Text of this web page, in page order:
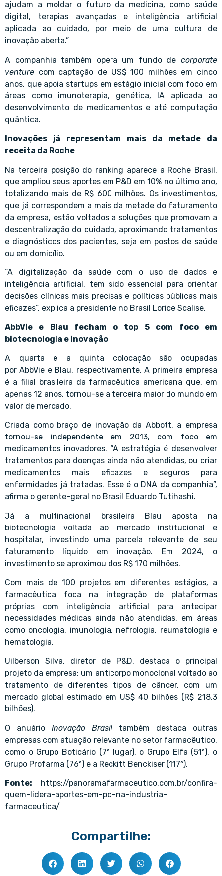
ajudam a moldar o futuro da medicina, como saúde
digital, terapias avançadas e inteligência artificial
aplicada ao cuidado, por meio de uma cultura de
inovação aberta.”
A companhia também opera um fundo de corporate
venture com captação de US$ 100 milhões em cinco
anos, que apoia startups em estágio inicial com foco em
áreas como imunoterapia, genética, IA aplicada ao
desenvolvimento de medicamentos e até computação
quântica.
Inovações já representam mais da metade da
receita da Roche
Na terceira posição do ranking aparece a Roche Brasil,
que ampliou seus aportes em P&D em 10% no último ano,
totalizando mais de R$ 600 milhões. Os investimentos,
que já correspondem a mais da metade do faturamento
da empresa, estão voltados a soluções que promovam a
descentralização do cuidado, aproximando tratamentos
e diagnósticos dos pacientes, seja em postos de saúde
ou em domicílio.
“A digitalização da saúde com o uso de dados e
inteligência artificial, tem sido essencial para orientar
decisões clínicas mais precisas e políticas públicas mais
eficazes”, explica a presidente no Brasil Lorice Scalise.
AbbVie e Blau fecham o top 5 com foco em
biotecnologia e inovação
A quarta e a quinta colocação são ocupadas
por AbbVie e Blau, respectivamente. A primeira empresa
é a filial brasileira da farmacêutica americana que, em
apenas 12 anos, tornou-se a terceira maior do mundo em
valor de mercado.
Criada como braço de inovação da Abbott, a empresa
tornou-se independente em 2013, com foco em
medicamentos inovadores. “A estratégia é desenvolver
tratamentos para doenças ainda não atendidas, ou criar
medicamentos mais eficazes e seguros para
enfermidades já tratadas. Esse é o DNA da companhia”,
afirma o gerente-geral no Brasil Eduardo Tutihashi.
Já a multinacional brasileira Blau aposta na
biotecnologia voltada ao mercado institucional e
hospitalar, investindo uma parcela relevante de seu
faturamento líquido em inovação. Em 2024, o
investimento se aproximou dos R$ 170 milhões.
Com mais de 100 projetos em diferentes estágios, a
farmacêutica foca na integração de plataformas
próprias com inteligência artificial para antecipar
necessidades médicas ainda não atendidas, em áreas
como oncologia, imunologia, nefrologia, reumatologia e
hematologia.
Uilberson Silva, diretor de P&D, destaca o principal
projeto da empresa: um anticorpo monoclonal voltado ao
tratamento de diferentes tipos de câncer, com um
mercado global estimado em US$ 40 bilhões (R$ 218,3
bilhões).
O anuário Inovação Brasil também destaca outras
empresas com atuação relevante no setor farmacêutico,
como o Grupo Boticário (7º lugar), o Grupo Elfa (51º), o
Grupo Profarma (76º) e a Reckitt Benckiser (117º).
Fonte: https://panoramafarmaceutico.com.br/confira-
quem-lidera-aportes-em-pd-na-industria-
farmaceutica/
Compartilhe: